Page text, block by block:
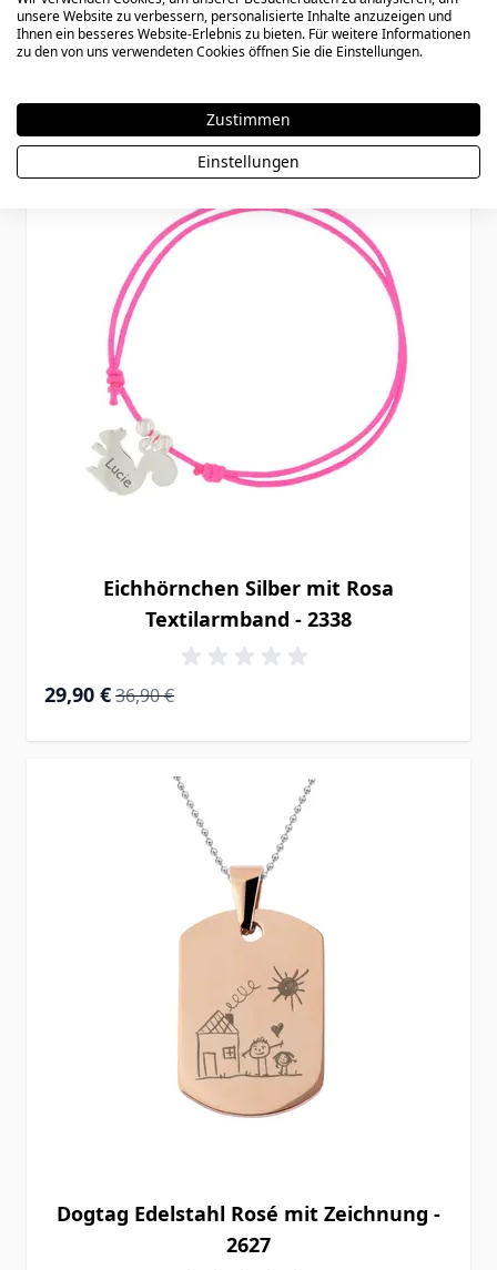
Eichhörnchen Silber mit Rosa
Textilarmband - 2338
Special Price
29,90 € Regular Price
36,90 €
Dogtag Edelstahl Rosé mit Zeichnung -
2627
unsere Website zu verbessern, personalisierte Inhalte anzuzeigen und
Ihnen ein besseres Website-Erlebnis zu bieten. Für weitere Informationen
zu den von uns verwendeten Cookies öffnen Sie die Einstellungen.
Zustimmen
Einstellungen